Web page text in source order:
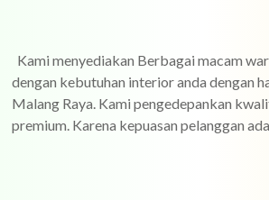
Kami menyediakan Berbagai macam
dengan kebutuhan interior anda dengan
Malang Raya. Kami pengedepankan
premium. Karena kepuasan pelanggan